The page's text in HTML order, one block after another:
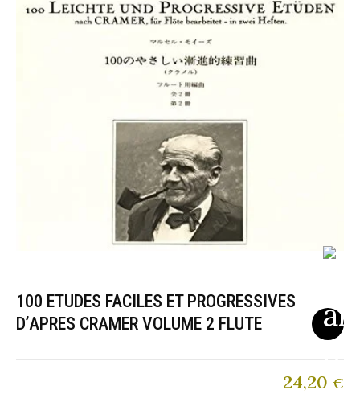
100 ETUDES FACILES ET PROGRESSIVES
D’APRES CRAMER VOLUME 2 FLUTE
24,20 €